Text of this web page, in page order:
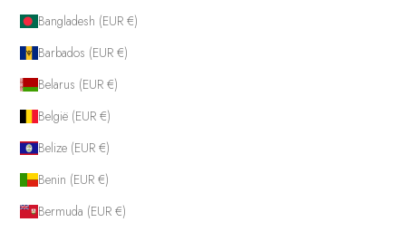
Bangladesh (EUR €)
Barbados (EUR €)
Belarus (EUR €)
België (EUR €)
Belize (EUR €)
Benin (EUR €)
Bermuda (EUR €)